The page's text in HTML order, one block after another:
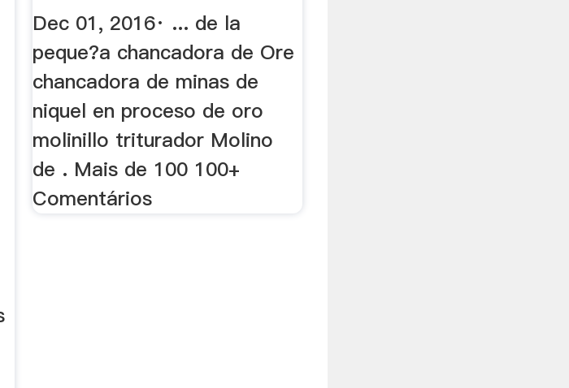
Dec 01, 2016· ... de la
peque?a chancadora de Ore
chancadora de minas de
niquel en proceso de oro
molinillo triturador Molino
de . Mais de 100 100+
Comentários